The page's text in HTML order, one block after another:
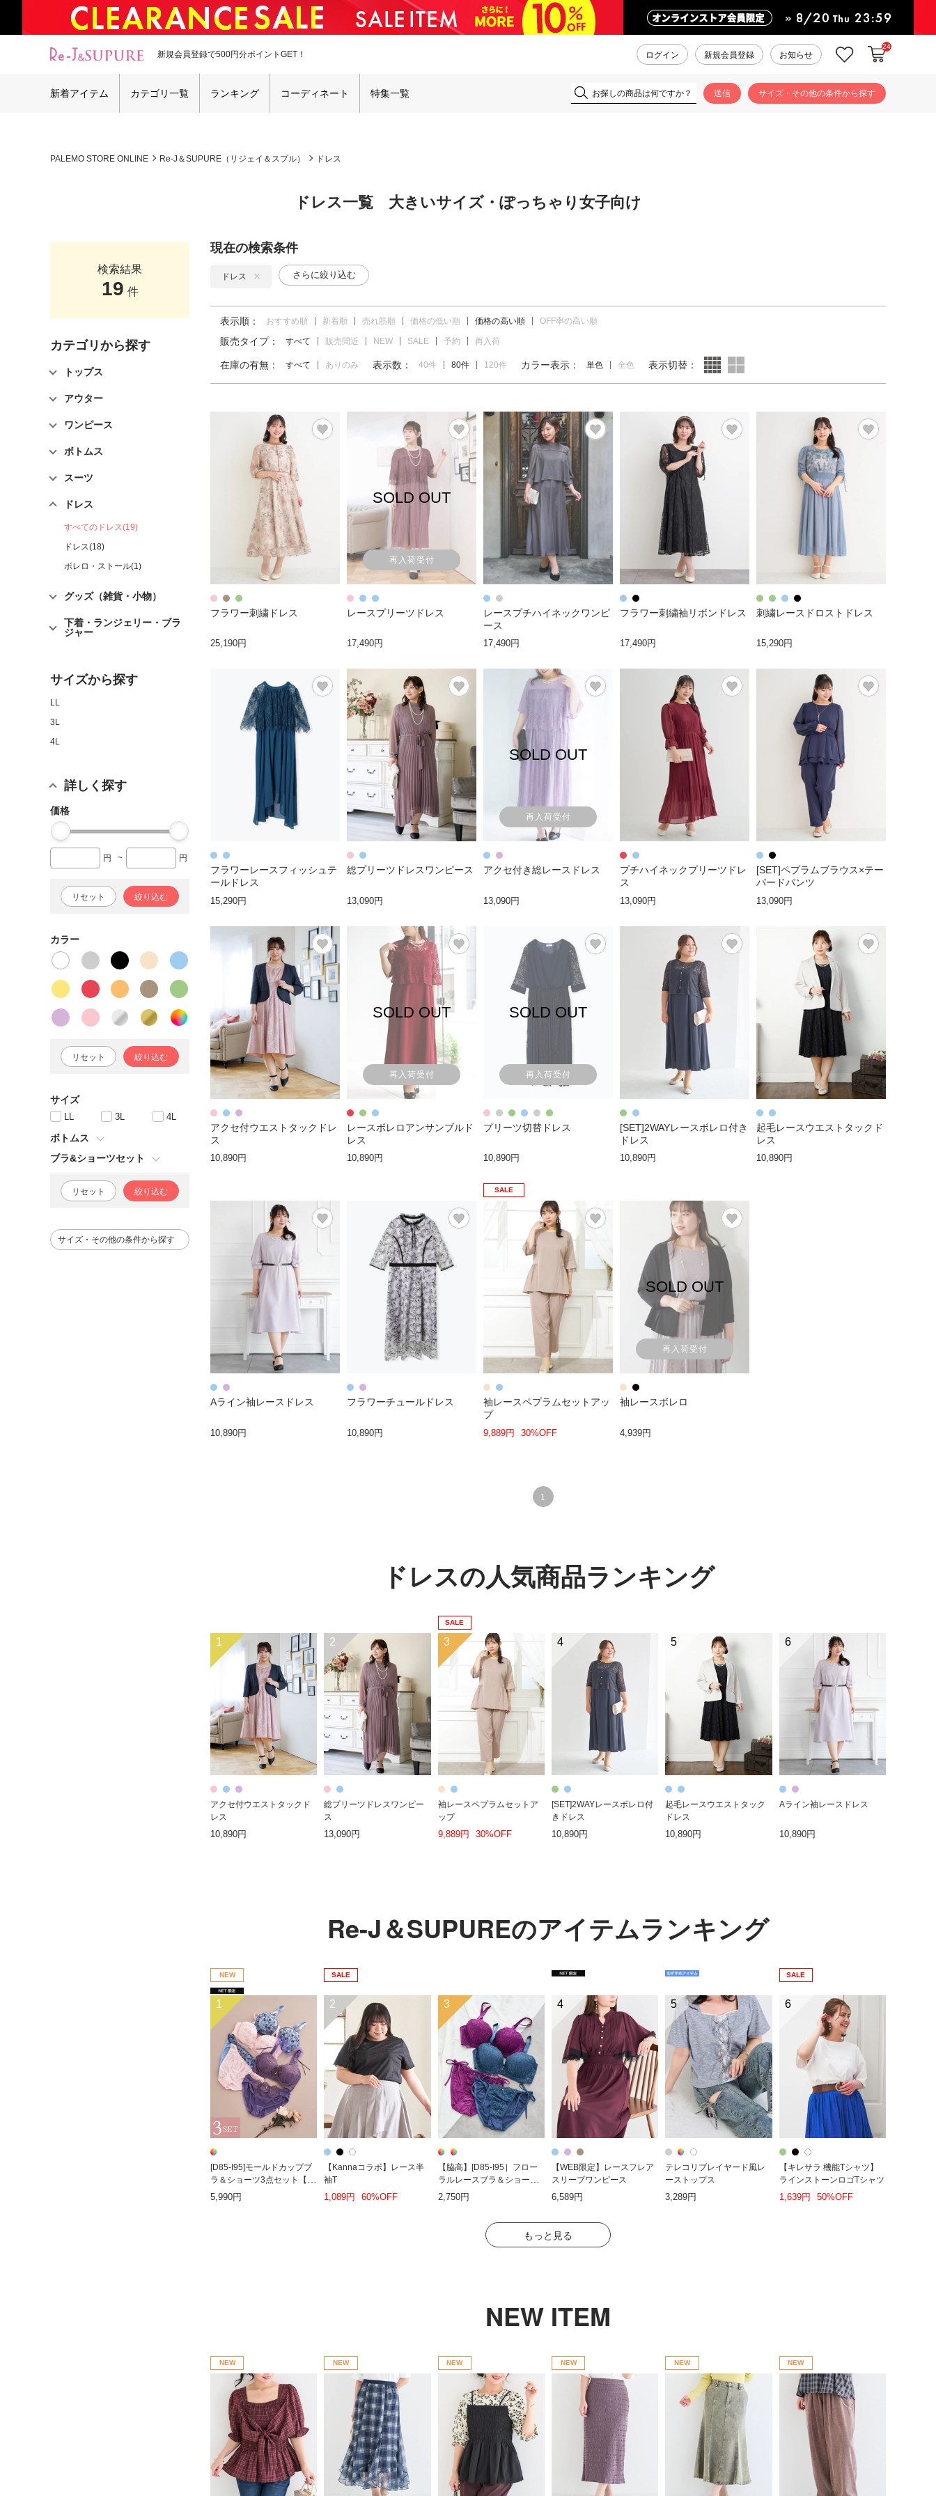
新規会員登録で500円分ポイントGET！ ログイン 新規会員登録 お知らせ お気に入りカートに入
24
新着アイテム カテゴリ一覧 ランキング コーディネート 特集一覧 サイズ・その他の条件から探す
PALEMO STORE ONLINE Re-J＆SUPURE（リジェイ＆スプル） ドレス
ドレス一覧 大きいサイズ・ぽっちゃり女子向け
検索結果
19 件
カテゴリから探す
トップス
アウター
ワンピース
ボトムス
スーツ
ドレス
すべてのドレス(19)
ドレス(18)
ボレロ・ストール(1)
グッズ（雑貨・小物）
下着・ランジェリー・ブラ
ジャー
サイズから探す
LL
3L
4L
詳しく探す
価格
円 ~ 円
リセット 絞り込む
カラー
リセット 絞り込む
サイズ
LL 3L 4L
ボトムス
ブラ&ショーツセット
リセット 絞り込む
サイズ・その他の条件から探す
現在の検索条件
ドレス さらに絞り込む
表示順： おすすめ順 新着順 売れ筋順 価格の低い順 価格の高い順 OFF率の高い順
販売タイプ： すべて 販売間近 NEW SALE 予約 再入荷
在庫の有無： すべて ありのみ 表示数： 40件 80件 120件 カラー表示： 単色 全色 表示切替：
フラワー刺繍ドレス
25,190円
SOLD OUT
再入荷受付
レースプリーツドレス
17,490円
レースプチハイネックワンピ
ース
17,490円
フラワー刺繍袖リボンドレス
17,490円
刺繍レースドロストドレス
15,290円
フラワーレースフィッシュテ
ールドレス
15,290円
総プリーツドレスワンピース
13,090円
SOLD OUT
再入荷受付
アクセ付き総レースドレス
13,090円
プチハイネックプリーツドレ
ス
13,090円
[SET]ペプラムブラウス×テー
パードパンツ
13,090円
アクセ付ウエストタックドレ
ス
10,890円
SOLD OUT
再入荷受付
レースボレロアンサンブルド
レス
10,890円
SOLD OUT
再入荷受付
プリーツ切替ドレス
10,890円
[SET]2WAYレースボレロ付き
ドレス
10,890円
起毛レースウエストタックド
レス
10,890円
Aライン袖レースドレス
10,890円
フラワーチュールドレス
10,890円
SALE
袖レースペプラムセットアッ
プ
9,889円 30%OFF
SOLD OUT
再入荷受付
袖レースボレロ
4,939円
1
ドレスの人気商品ランキング
1
アクセ付ウエストタックド
レス
10,890円
2
総プリーツドレスワンピー
ス
13,090円
SALE
3
袖レースペプラムセットア
ップ
9,889円 30%OFF
4
[SET]2WAYレースボレロ付
きドレス
10,890円
5
起毛レースウエストタック
ドレス
10,890円
6
Aライン袖レースドレス
10,890円
Re-J＆SUPUREのアイテムランキング
NEW
1
[D85-I95]モールドカップブ
ラ＆ショーツ3点セット【W
EB限定】
5,990円
SALE
2
【Kannaコラボ】レース半
袖T
1,089円 60%OFF
3
【脇高】[D85-I95］フロー
ラルレースブラ＆ショーツ
(モールドカップ)
2,750円
4
【WEB限定】レースフレア
スリーブワンピース
6,589円
5
テレコリブレイヤード風レ
ーストップス
3,289円
SALE
6
【キレサラ 機能Tシャツ】
ラインストーンロゴTシャツ
1,639円 50%OFF
もっと見る
NEW ITEM
NEW NEW NEW NEW NEW NEW